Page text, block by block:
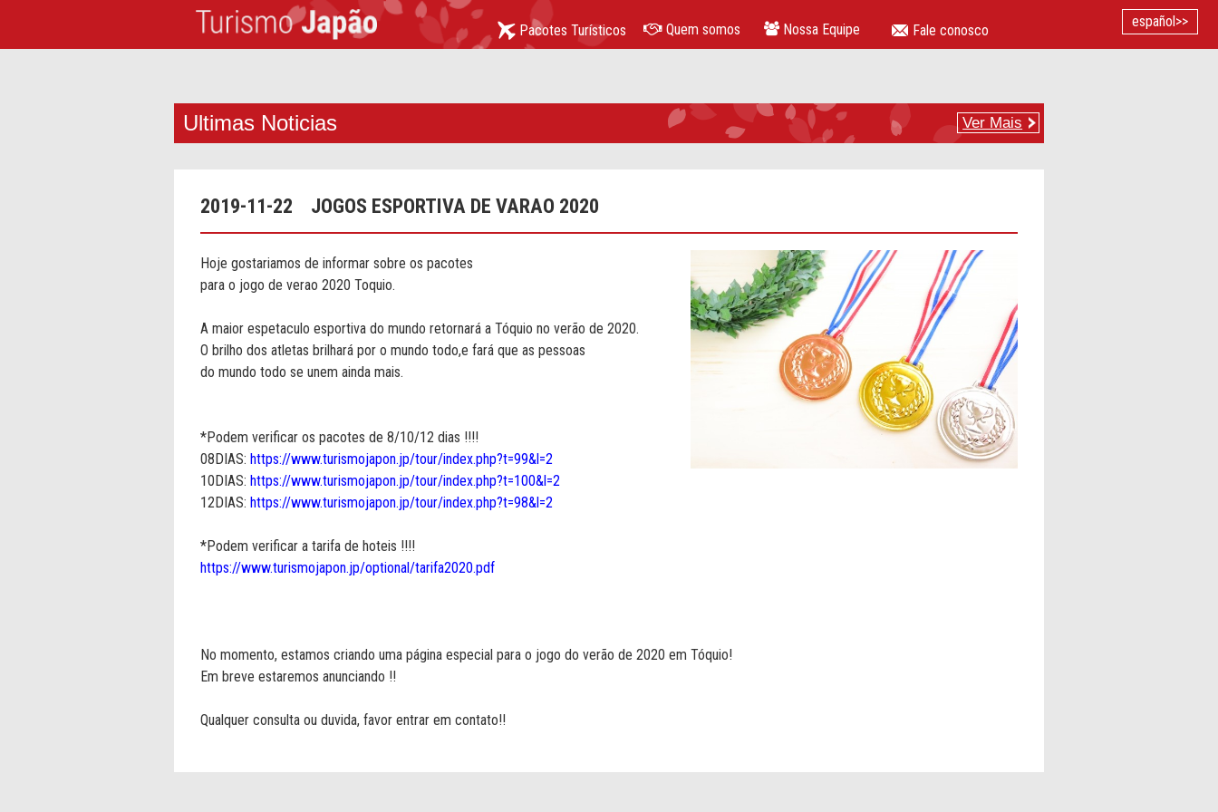
Pacotes Turísticos Quem somos Nossa Equipe Fale conosco español>>
Ultimas Noticias Ver Mais
2019-11-22 JOGOS ESPORTIVA DE VARAO 2020
Hoje gostariamos de informar sobre os pacotes
para o jogo de verao 2020 Toquio.
A maior espetaculo esportiva do mundo retornará a Tóquio no verão de 2020.
O brilho dos atletas brilhará por o mundo todo,e fará que as pessoas
do mundo todo se unem ainda mais.
*Podem verificar os pacotes de 8/10/12 dias !!!!
08DIAS: https://www.turismojapon.jp/tour/index.php?t=99&l=2
10DIAS: https://www.turismojapon.jp/tour/index.php?t=100&l=2
12DIAS: https://www.turismojapon.jp/tour/index.php?t=98&l=2
*Podem verificar a tarifa de hoteis !!!!
https://www.turismojapon.jp/optional/tarifa2020.pdf
No momento, estamos criando uma página especial para o jogo do verão de 2020 em Tóquio!
Em breve estaremos anunciando !!
Qualquer consulta ou duvida, favor entrar em contato!!